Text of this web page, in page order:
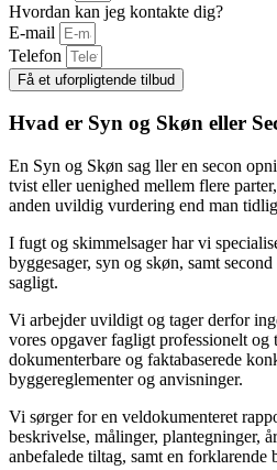
Hvordan kan jeg kontakte dig?
E-mail
Telefon
Få et uforpligtende tilbud
Hvad er Syn og Skøn eller
En Syn og Skøn sag ller en secon
tvist eller uenighed mellem flere
anden uvildig vurdering end man
I fugt og skimmelsager har vi
byggesager, syn og skøn, samt
sagligt.
Vi arbejder uvildigt og tager derfor
vores opgaver fagligt professionelt og
dokumenterbare og faktabaserede
byggereglementer og anvisninger.
Vi sørger for en veldokumenteret
beskrivelse, målinger, plantegninger,
anbefalede tiltag, samt en forklarende